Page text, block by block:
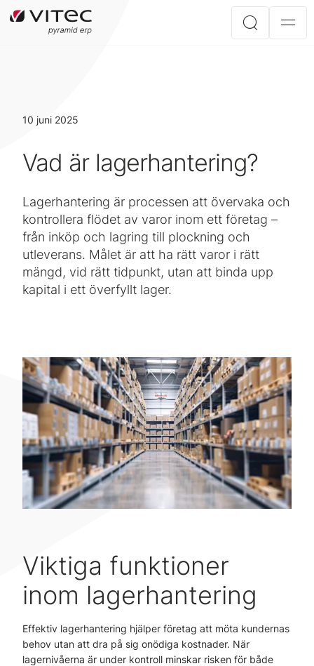
10 juni 2025
Vad är lagerhantering?
Lagerhantering är processen att övervaka och
kontrollera flödet av varor inom ett företag –
från inköp och lagring till plockning och
utleverans. Målet är att ha rätt varor i rätt
mängd, vid rätt tidpunkt, utan att binda upp
kapital i ett överfyllt lager.
Viktiga funktioner
inom lagerhantering
Effektiv lagerhantering hjälper företag att möta kundernas
behov utan att dra på sig onödiga kostnader. När
lagernivåerna är under kontroll minskar risken för både